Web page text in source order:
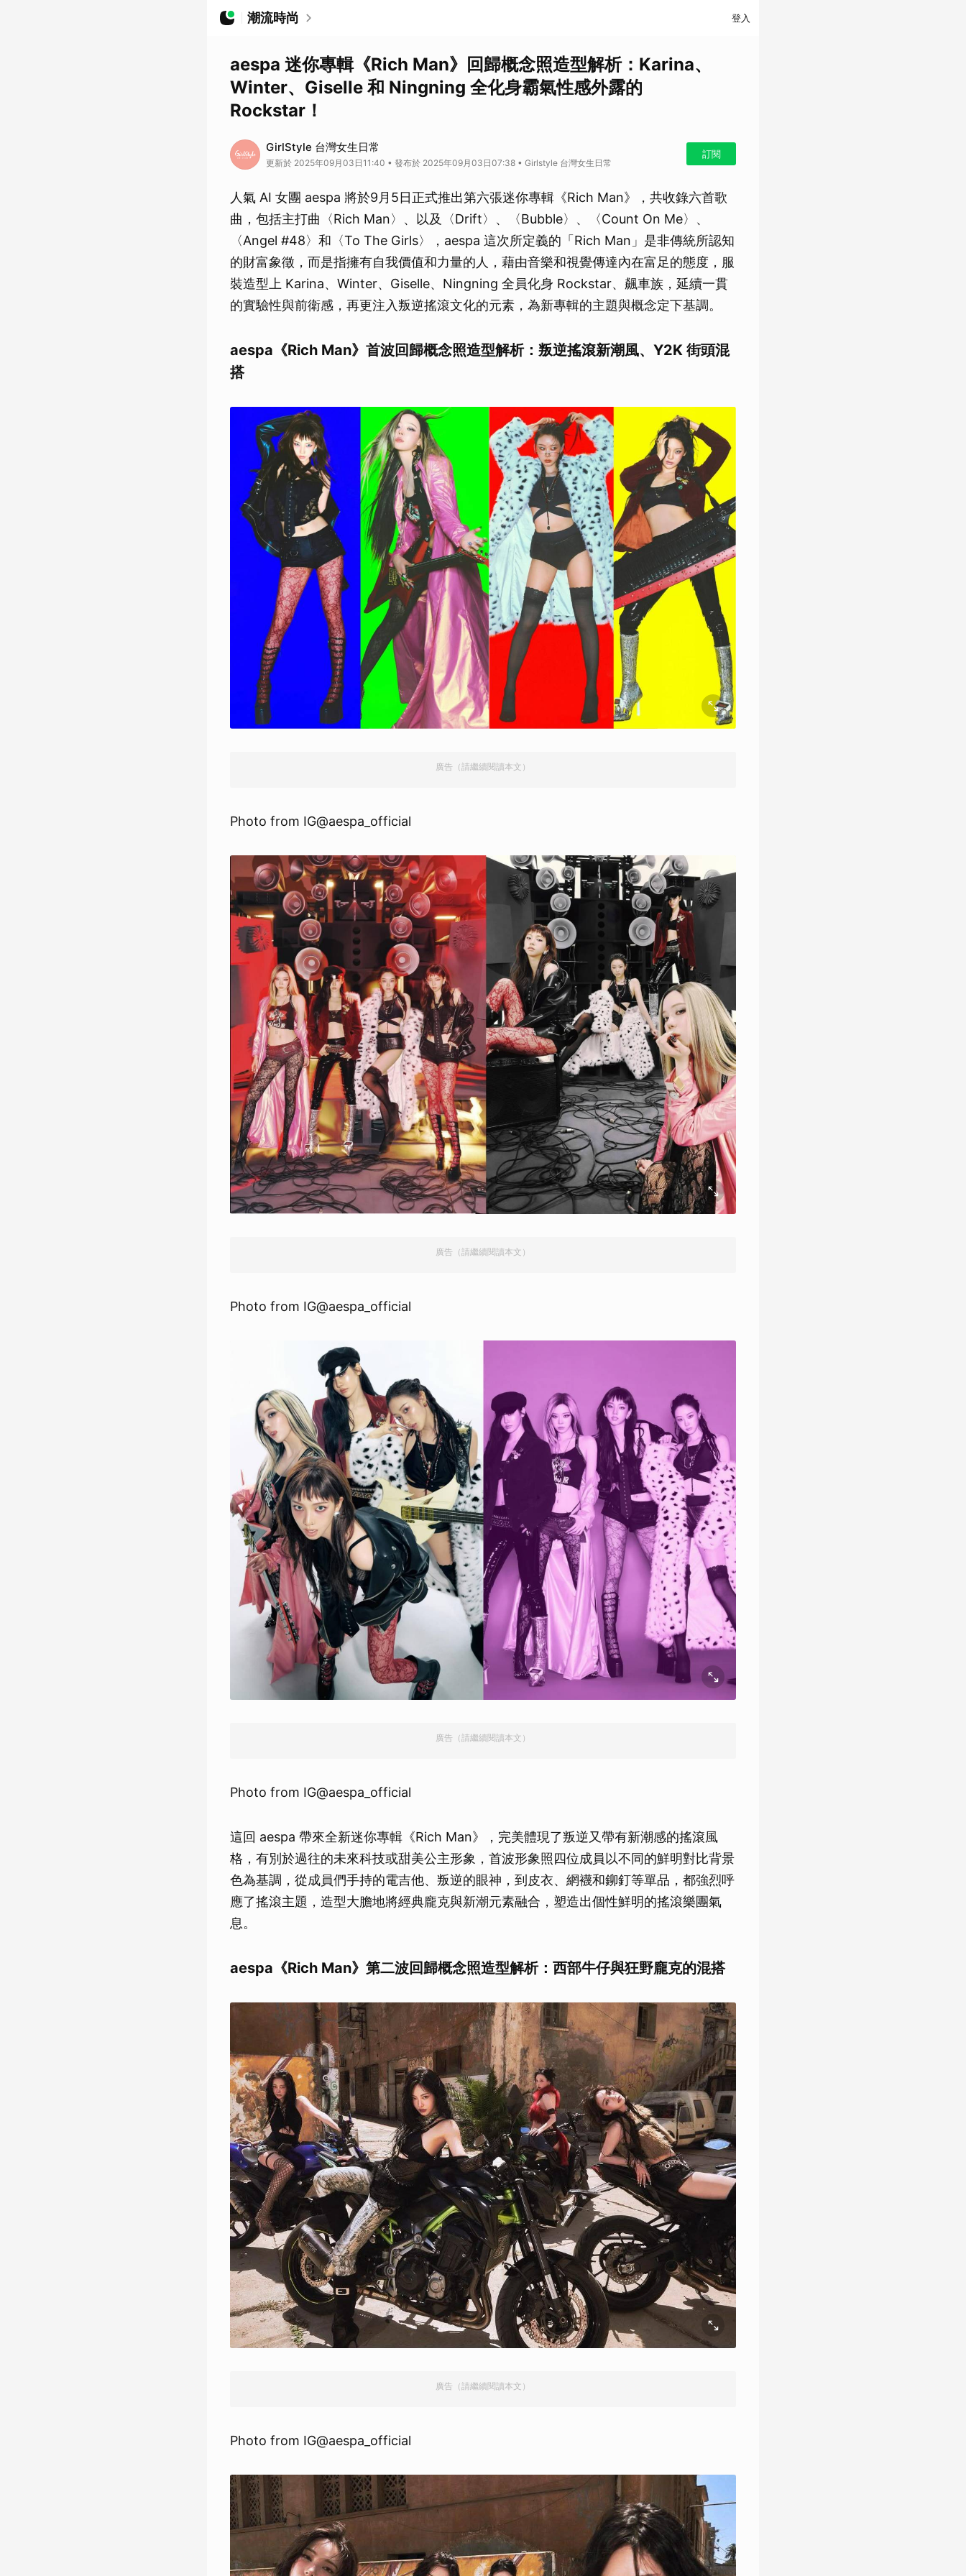
潮流時尚 登入
aespa 迷你專輯《Rich Man》回歸概念照造型解析：Karina、
Winter、Giselle 和 Ningning 全化身霸氣性感外露的
Rockstar！
GirlStyle 台灣女生日常
更新於 2025年09月03日11:40 • 發布於 2025年09月03日07:38 • Girlstyle 台灣女生日常
訂閱
人氣 AI 女團 aespa 將於9月5日正式推出第六張迷你專輯《Rich Man》，共收錄六首歌
曲，包括主打曲〈Rich Man〉、以及〈Drift〉、〈Bubble〉、〈Count On Me〉、
〈Angel #48〉和〈To The Girls〉，aespa 這次所定義的「Rich Man」是非傳統所認知
的財富象徵，而是指擁有自我價值和力量的人，藉由音樂和視覺傳達內在富足的態度，服
裝造型上 Karina、Winter、Giselle、Ningning 全員化身 Rockstar、飆車族，延續一貫
的實驗性與前衛感，再更注入叛逆搖滾文化的元素，為新專輯的主題與概念定下基調。
aespa《Rich Man》首波回歸概念照造型解析：叛逆搖滾新潮風、Y2K 街頭混
搭
廣告（請繼續閱讀本文）
Photo from IG@aespa_official
廣告（請繼續閱讀本文）
Photo from IG@aespa_official
廣告（請繼續閱讀本文）
Photo from IG@aespa_official
這回 aespa 帶來全新迷你專輯《Rich Man》，完美體現了叛逆又帶有新潮感的搖滾風
格，有別於過往的未來科技或甜美公主形象，首波形象照四位成員以不同的鮮明對比背景
色為基調，從成員們手持的電吉他、叛逆的眼神，到皮衣、網襪和鉚釘等單品，都強烈呼
應了搖滾主題，造型大膽地將經典龐克與新潮元素融合，塑造出個性鮮明的搖滾樂團氣
息。
aespa《Rich Man》第二波回歸概念照造型解析： 西部牛仔與狂野龐克的混搭
廣告（請繼續閱讀本文）
Photo from IG@aespa_official